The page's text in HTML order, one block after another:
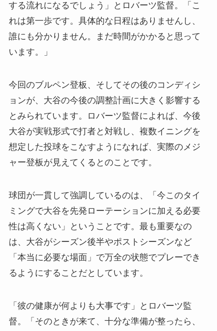
する流れになるでしょう」とロバーツ監督。「こ
れは第一歩です。具体的な日程はありませんし、
誰にも分かりません。まだ時間がかかると思って
います。」
今回のブルペン登板、そしてその後のコンディシ
ョンが、大谷の今後の調整計画に大きく影響する
とみられています。ロバーツ監督によれば、今後
大谷が実戦形式で打者と対戦し、複数イニングを
想定した投球をこなすようになれば、実際のメジ
ャー登板が見えてくるとのことです。
球団が一貫して強調しているのは、「今このタイ
ミングで大谷を先発ローテーションに加える必要
性は高くない」ということです。最も重要なの
は、大谷がシーズン後半やポストシーズンなど
「本当に必要な場面」で万全の状態でプレーでき
るようにすることだとしています。
「彼の健康が何よりも大事です」とロバーツ監
督。「そのときが来て、十分な準備が整ったら、